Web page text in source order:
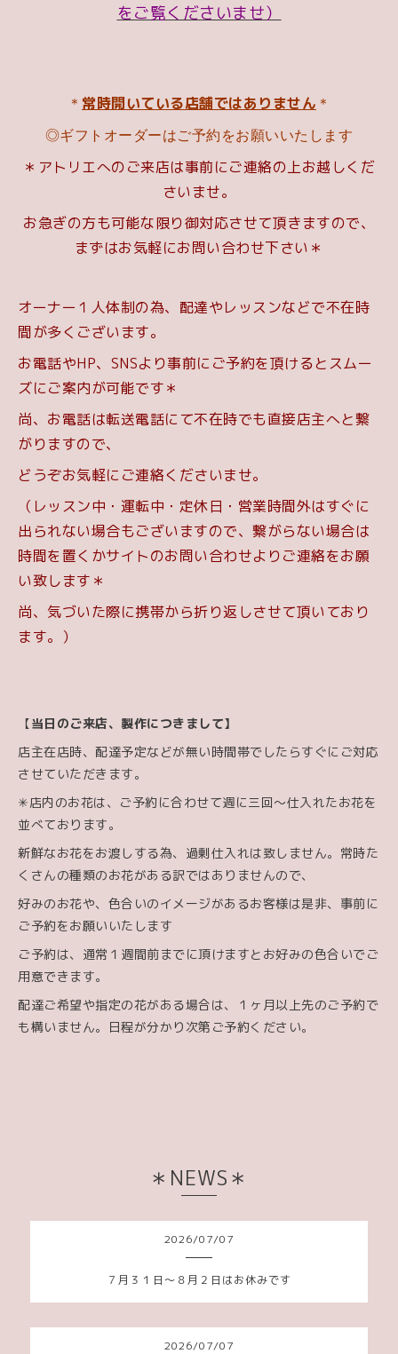
をご覧くださいませ）
＊ 常時開いている店舗ではありません ＊
◎ギフトオーダーはご予約をお願いいたします
＊アトリエへのご来店は事前にご連絡の上お越しくだ
さいませ。
お急ぎの方も可能な限り御対応させて頂きますので、
まずはお気軽にお問い合わせ下さい＊
オーナー１人体制の為、配達やレッスンなどで不在時
間が多くございます。
お電話やHP、SNSより事前にご予約を頂けるとスムー
ズにご案内が可能です＊
尚、お電話は転送電話にて不在時でも直接店主へと繋
がりますので、
どうぞお気軽にご連絡くださいませ。
（レッスン中・運転中・定休日・営業時間外はすぐに
出られない場合もございますので、繋がらない場合は
時間を置くかサイトのお問い合わせよりご連絡をお願
い致します＊
尚、気づいた際に携帯から折り返しさせて頂いており
ます。）
【当日のご来店、製作につきまして】
店主在店時、配達予定などが無い時間帯でしたらすぐにご対応
させていただきます。
✳︎店内のお花は、ご予約に合わせて週に三回〜仕入れたお花を
並べております。
新鮮なお花をお渡しする為、過剰仕入れは致しません。常時た
くさんの種類のお花がある訳ではありませんので、
好みのお花や、色合いのイメージがあるお客様は是非、事前に
ご予約をお願いいたします
ご予約は、通常１週間前までに頂けますとお好みの色合いでご
用意できます。
配達ご希望や指定の花がある場合は、１ヶ月以上先のご予約で
も構いません。日程が分かり次第ご予約ください。
＊NEWS＊
2026/07/07
７月３１日〜８月２日はお休みです
2026/07/07